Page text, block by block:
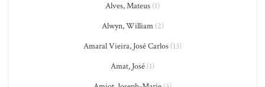
Alves, Mateus (1)
Alwyn, William(2)
Amaral Vieira, José Carlos (13)
Amat, José (1)